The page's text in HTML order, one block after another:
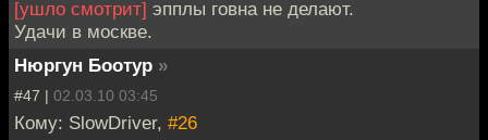
[ушло смотрит] эпплы говна не делают.
Удачи в москве.
Нюргун Боотур »
#47 | 02.03.10 03:45
Кому: SlowDriver, #26